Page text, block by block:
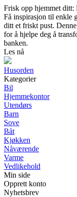
Frisk opp hjemmet
Få inspirasjon til enkle
ditt et friskt pust.
for å hjelpe deg å
banken.
Les nå
Husorden
Kategorier
Bil
Hjemmekontor
Utendørs
Barn
Sove
Båt
Kjøkken
Nåværende
Varme
Vedlikehold
Min side
Opprett konto
Nyhetsbrev